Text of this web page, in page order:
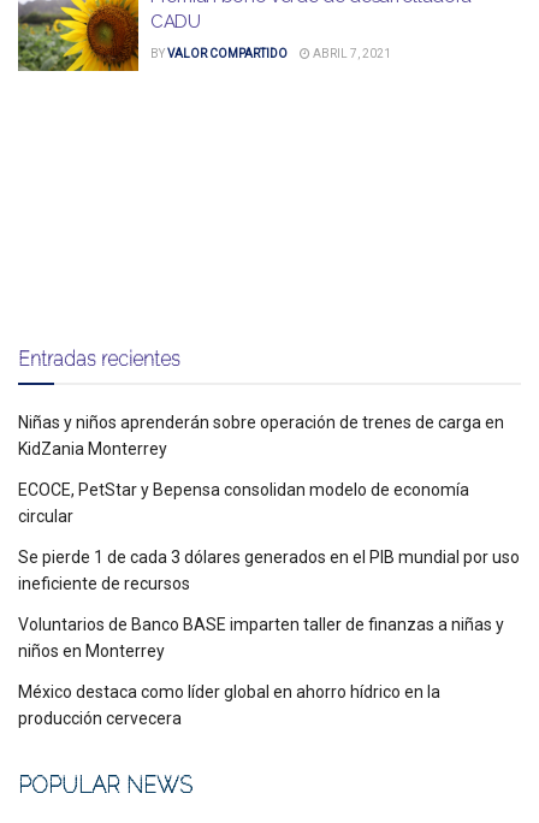
CADU
BYVALOR COMPARTIDO ABRIL 7, 2021
Entradas recientes
Niñas y niños aprenderán sobre operación de trenes de carga en
KidZania Monterrey
ECOCE, PetStar y Bepensa consolidan modelo de economía
circular
Se pierde 1 de cada 3 dólares generados en el PIB mundial por uso
ineficiente de recursos
Voluntarios de Banco BASE imparten taller de finanzas a niñas y
niños en Monterrey
México destaca como líder global en ahorro hídrico en la
producción cervecera
POPULAR NEWS